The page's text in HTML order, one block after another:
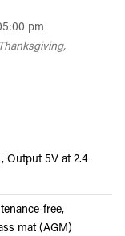
pm
, Output 5V at 2.4
free,
mat (AGM)